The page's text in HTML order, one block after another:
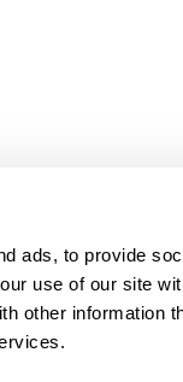
ads, to provide
use of our site
other information